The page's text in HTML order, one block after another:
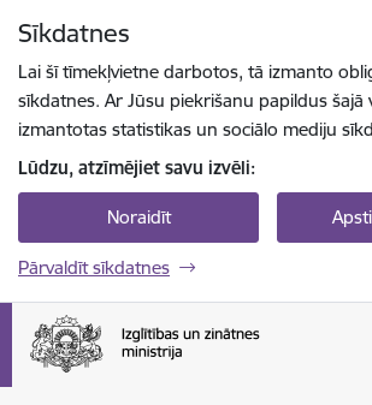
Sīkdatnes
Lai šī tīmekļvietne darbotos, tā izmanto
sīkdatnes. Ar Jūsu piekrišanu papildus šajā
izmantotas statistikas un sociālo mediju
Lūdzu, atzīmējiet savu izvēli:
Noraidīt
Pārvaldīt sīkdatnes